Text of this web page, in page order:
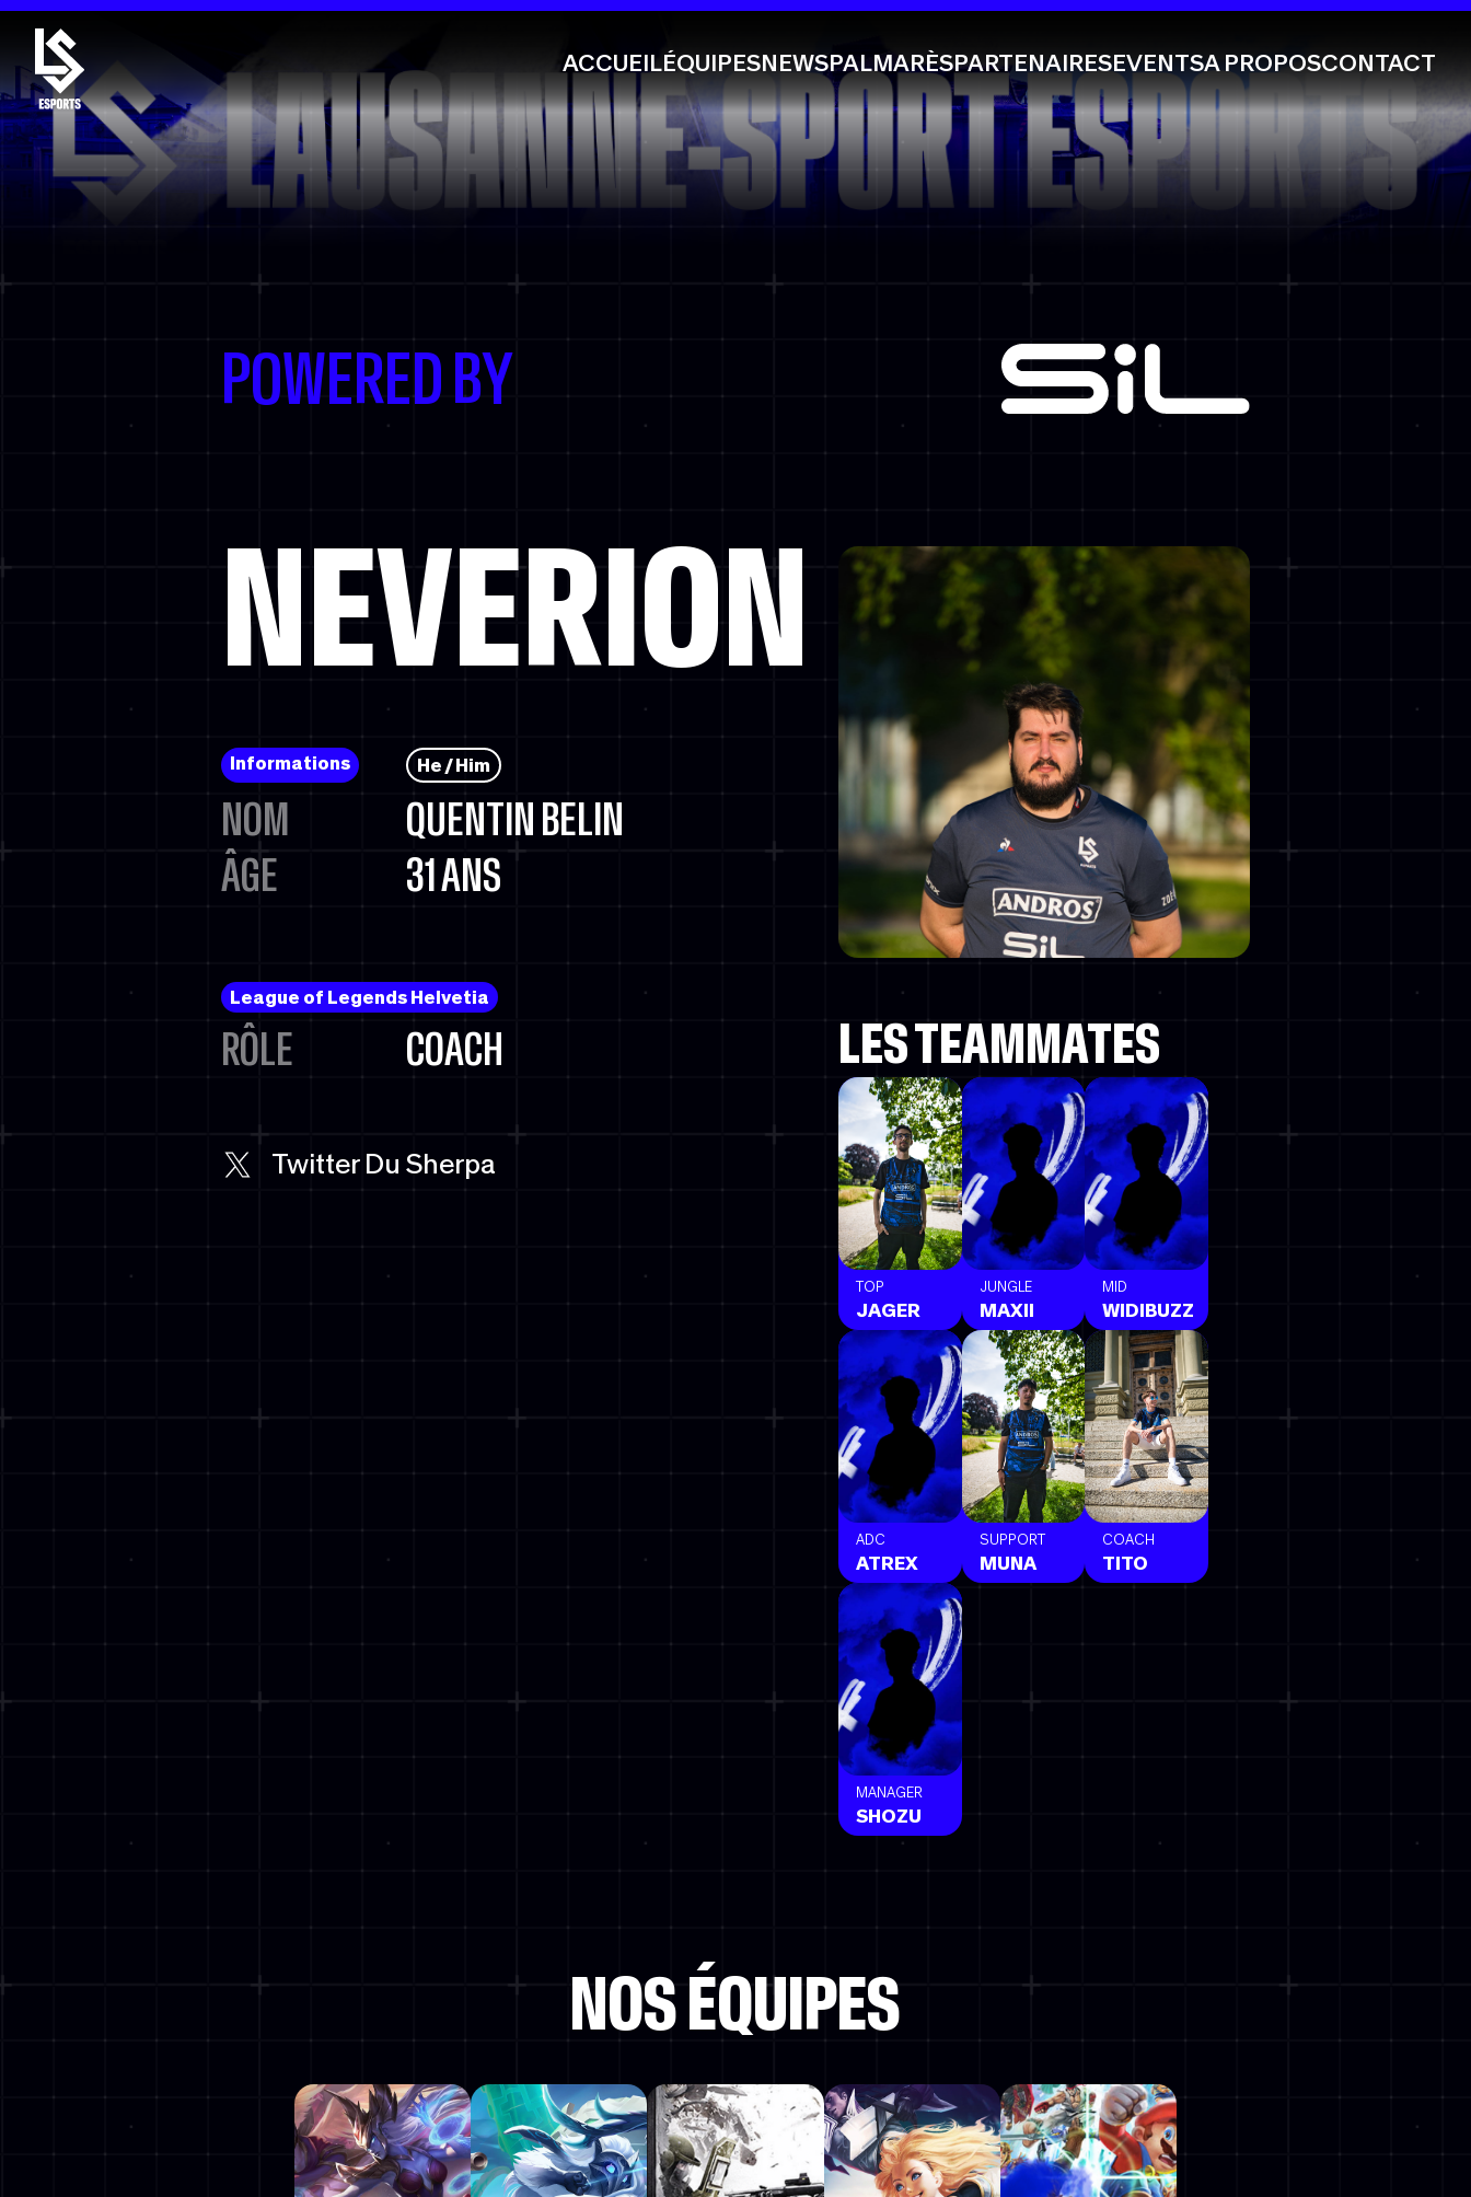
ACCUEILÉQUIPESNEWSPALMARÈSPARTENAIRESEVENTSA PROPOSCONTACT
POWERED BY
NEVERION
Informations He / Him
NOM
QUENTIN BELIN
ÂGE
31 ANS
League of Legends Helvetia
RÔLE COACH
Twitter Du Sherpa
LES TEAMMATES
TOP
JAGER
JUNGLE
MAXII
MID
WIDIBUZZ
ADC
ATREX
SUPPORT
MUNA
COACH
TITO
MANAGER
SHOZU
NOS ÉQUIPES